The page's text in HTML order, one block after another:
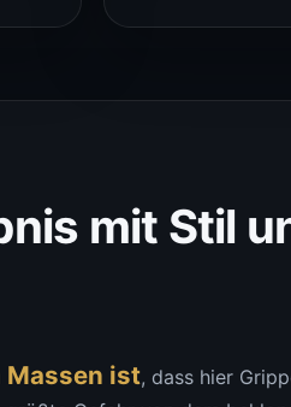
mit Stil
Massen ist, dass hier